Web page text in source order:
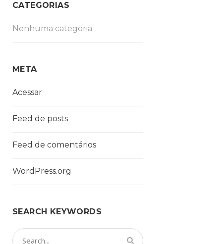
CATEGORIAS
Nenhuma categoria
META
Acessar
Feed de posts
Feed de comentários
WordPress.org
SEARCH KEYWORDS